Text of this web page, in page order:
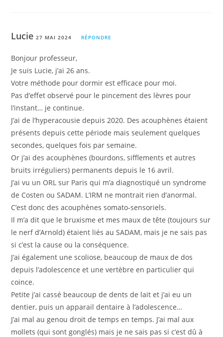
Lucie27 MAI 2024 RÉPONDRE
Bonjour professeur,
Je suis Lucie, j’ai 26 ans.
Votre méthode pour dormir est efficace pour moi.
Pas d’effet observé pour le pincement des lèvres pour
l’instant… je continue.
J’ai de l’hyperacousie depuis 2020. Des acouphènes étaient
présents depuis cette période mais seulement quelques
secondes, quelques fois par semaine.
Or j’ai des acouphènes (bourdons, sifflements et autres
bruits irréguliers) permanents depuis le 16 avril.
J’ai vu un ORL sur Paris qui m’a diagnostiqué un syndrome
de Costen ou SADAM. L’IRM ne montrait rien d’anormal.
C’est donc des acouphènes somato-sensoriels.
Il m’a dit que le bruxisme et mes maux de tête (toujours sur
le nerf d’Arnold) étaient liés au SADAM, mais je ne sais pas
si c’est la cause ou la conséquence.
J’ai également une scoliose, beaucoup de maux de dos
depuis l’adolescence et une vertèbre en particulier qui
coince.
Petite j’ai cassé beaucoup de dents de lait et j’ai eu un
dentier, puis un apparail dentaire à l’adolescence…
J’ai mal au genou droit de temps en temps. J’ai mal aux
mollets (qui sont gonglés) mais je ne sais pas si c’est dû à